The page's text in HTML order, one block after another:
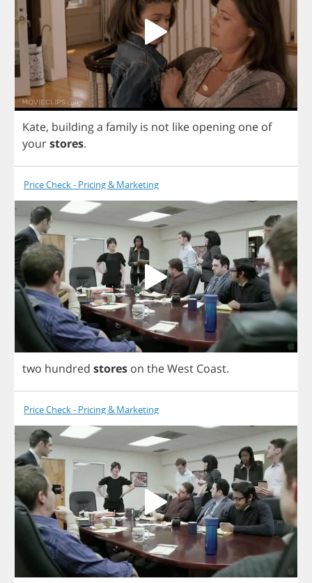
Kate, buildinga family is not like opening one of
yourstores.
Price Check - Pricing & Marketing
two hundred stores on theWest Coast.
Price Check - Pricing & Marketing